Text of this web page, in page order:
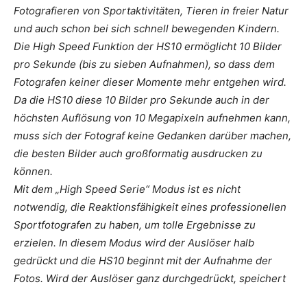
Fotografieren von Sportaktivitäten, Tieren in freier Natur
und auch schon bei sich schnell bewegenden Kindern.
Die High Speed Funktion der HS10 ermöglicht 10 Bilder
pro Sekunde (bis zu sieben Aufnahmen), so dass dem
Fotografen keiner dieser Momente mehr entgehen wird.
Da die HS10 diese 10 Bilder pro Sekunde auch in der
höchsten Auflösung von 10 Megapixeln aufnehmen kann,
muss sich der Fotograf keine Gedanken darüber machen,
die besten Bilder auch großformatig ausdrucken zu
können.
Mit dem „High Speed Serie“ Modus ist es nicht
notwendig, die Reaktionsfähigkeit eines professionellen
Sportfotografen zu haben, um tolle Ergebnisse zu
erzielen. In diesem Modus wird der Auslöser halb
gedrückt und die HS10 beginnt mit der Aufnahme der
Fotos. Wird der Auslöser ganz durchgedrückt, speichert